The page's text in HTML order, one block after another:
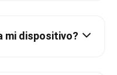
mi dispositivo?